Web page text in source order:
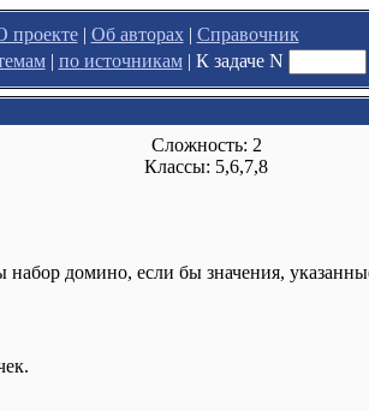
проекте| Об авторах| Справочник
| по источникам| К задаче N
Сложность: 2
Классы: 5,6,7,8
домино, если бы значения,